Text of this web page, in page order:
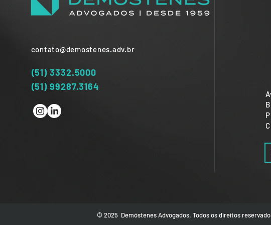
contato@demostenes.adv.br
(51) 3332.5000
(51) 99287.3164
© 2025 Demóstenes Advogados. Todos os direitos